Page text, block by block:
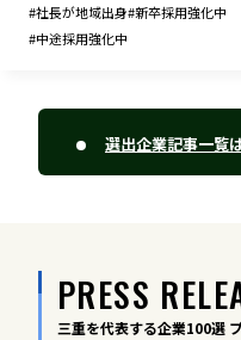
#社長が地域出身#新卒採用強化中
#中途採用強化中
選出企業記事一覧
PRESS
三重を代表する企業100選